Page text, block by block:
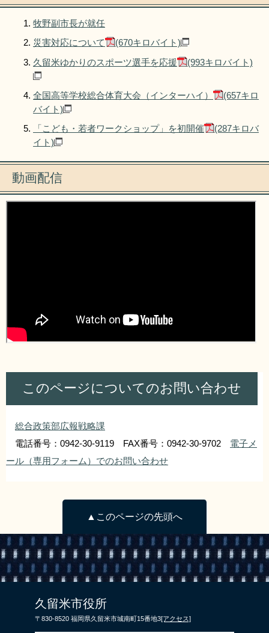
牧野副市長が就任
災害対応について
(670キロバイト)
久留米ゆかりのスポーツ選手を応援
(993キロバイト)
全国高等学校総合体育大会（インターハイ）
(657キロ
バイト)
「こども・若者ワークショップ」を初開催
(287キロバ
イト)
動画配信
このページについてのお問い合わせ
総合政策部広報戦略課
電話番号：0942-30-9119 FAX番号：0942-30-9702 電子メ
ール（専用フォーム）でのお問い合わせ
▲このページの先頭へ
久留米市役所
〒830-8520 福岡県久留米市城南町15番地3[アクセス]